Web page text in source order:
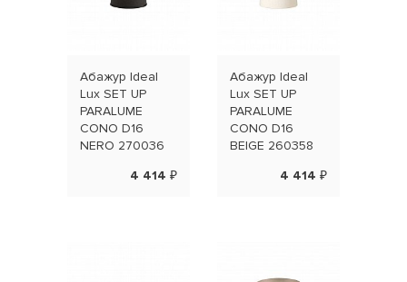
Абажур Ideal
Lux SET UP
PARALUME
CONO D16
NERO 270036
4 414 ₽
Абажур Ideal
Lux SET UP
PARALUME
CONO D16
BEIGE 260358
4 414 ₽